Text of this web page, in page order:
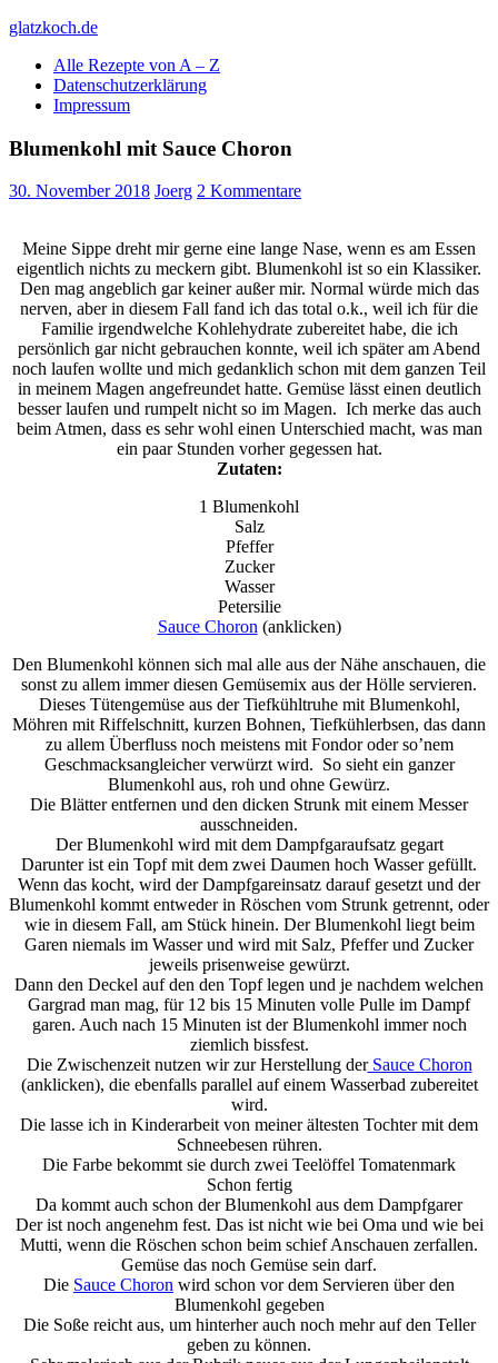
Skip
content
glatzkoch.de
Kochen für Doofe und Genießer
Alle Rezepte von A – Z
Datenschutzerklärung
Impressum
Blumenkohl mit Sauce Choron
30. November 2018 Joerg 2 Kommentare
Meine Sippe dreht mir gerne eine lange Nase, wenn es am Essen
eigentlich nichts zu meckern gibt. Blumenkohl ist so ein Klassiker.
Den mag angeblich gar keiner außer mir. Normal würde mich das
nerven, aber in diesem Fall fand ich das total o.k., weil ich für die
Familie irgendwelche Kohlehydrate zubereitet habe, die ich
persönlich gar nicht gebrauchen konnte, weil ich später am Abend
noch laufen wollte und mich gedanklich schon mit dem ganzen Teil
in meinem Magen angefreundet hatte. Gemüse lässt einen deutlich
besser laufen und rumpelt nicht so im Magen. Ich merke das auch
beim Atmen, dass es sehr wohl einen Unterschied macht, was man
ein paar Stunden vorher gegessen hat.
Zutaten:
1 Blumenkohl
Salz
Pfeffer
Zucker
Wasser
Petersilie
Sauce Choron(anklicken)
Den Blumenkohl können sich mal alle aus der Nähe anschauen, die
sonst zu allem immer diesen Gemüsemix aus der Hölle servieren.
Dieses Tütengemüse aus der Tiefkühltruhe mit Blumenkohl,
Möhren mit Riffelschnitt, kurzen Bohnen, Tiefkühlerbsen, das dann
zu allem Überfluss noch meistens mit Fondor oder so’nem
Geschmacksangleicher verwürzt wird. So sieht ein ganzer
Blumenkohl aus, roh und ohne Gewürz.
Die Blätter entfernen und den dicken Strunk mit einem Messer
ausschneiden.
Der Blumenkohl wird mit dem Dampfgaraufsatz gegart
Darunter ist ein Topf mit dem zwei Daumen hoch Wasser gefüllt.
Wenn das kocht, wird der Dampfgareinsatz darauf gesetzt und der
Blumenkohl kommt entweder in Röschen vom Strunk getrennt, oder
wie in diesem Fall, am Stück hinein. Der Blumenkohl liegt beim
Garen niemals im Wasser und wird mit Salz, Pfeffer und Zucker
jeweils prisenweise gewürzt.
Dann den Deckel auf den den Topf legen und je nachdem welchen
Gargrad man mag, für 12 bis 15 Minuten volle Pulle im Dampf
garen. Auch nach 15 Minuten ist der Blumenkohl immer noch
ziemlich bissfest.
Die Zwischenzeit nutzen wir zur Herstellung derSauce Choron
(anklicken), die ebenfalls parallel auf einem Wasserbad zubereitet
wird.
Die lasse ich in Kinderarbeit von meiner ältesten Tochter mit dem
Schneebesen rühren.
Die Farbe bekommt sie durch zwei Teelöffel Tomatenmark
Schon fertig
Da kommt auch schon der Blumenkohl aus dem Dampfgarer
Der ist noch angenehm fest. Das ist nicht wie bei Oma und wie bei
Mutti, wenn die Röschen schon beim schief Anschauen zerfallen.
Gemüse das noch Gemüse sein darf.
Die Sauce Choron wird schon vor dem Servieren über den
Blumenkohl gegeben
Die Soße reicht aus, um hinterher auch noch mehr auf den Teller
geben zu können.